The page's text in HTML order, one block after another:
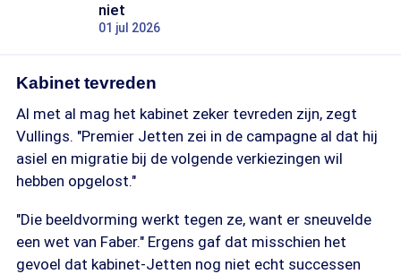
niet
01 jul 2026
Kabinet tevreden
Al met al mag het kabinet zeker tevreden zijn, zegt
Vullings. "Premier Jetten zei in de campagne al dat hij
asiel en migratie bij de volgende verkiezingen wil
hebben opgelost."
"Die beeldvorming werkt tegen ze, want er sneuvelde
een wet van Faber." Ergens gaf dat misschien het
gevoel dat kabinet-Jetten nog niet echt successen